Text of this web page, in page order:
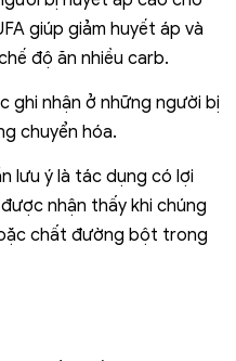
giúp giảm huyết áp và
độ ăn nhiều carb.
ghi nhận ở những người bị
chuyển hóa.
lưu ý là tác dụng có lợi
nhận thấy khi chúng
chất đường bột trong